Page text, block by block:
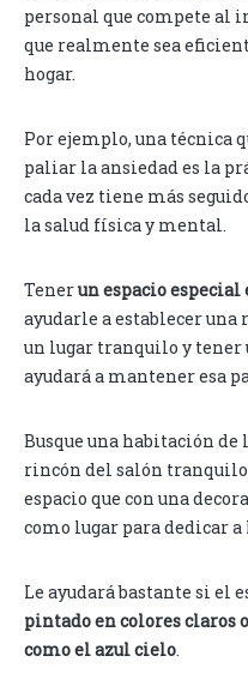
personal que compete al
que realmente sea
hogar.
Por ejemplo, una técnica
paliar la ansiedad es la
cada vez tiene más
la salud física y mental.
Tenerun espacio
ayudarle a establecer
un lugar tranquilo y tener
ayudará a mantener esa
Busque una habitación de
rincón del salón tranquilo
espacio que con una
como lugar para dedicar
Le ayudará bastante si el
pintado en colores
como el azul cielo.